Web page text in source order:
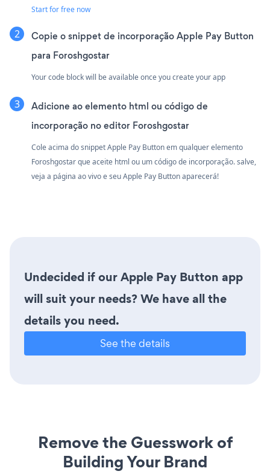
Start for free now
Copie o snippet de incorporação Apple Pay Button
para Foroshgostar
Your code block will be available once you create your app
Adicione ao elemento html ou código de
incorporação no editor Foroshgostar
Cole acima do snippet Apple Pay Button em qualquer elemento
Foroshgostar que aceite html ou um código de incorporação. salve,
veja a página ao vivo e seu Apple Pay Button aparecerá!
Undecided if our Apple Pay Button app
will suit your needs? We have all the
details you need.
See the details
Remove the Guesswork of
Building Your Brand